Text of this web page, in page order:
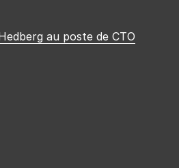
au poste de CTO